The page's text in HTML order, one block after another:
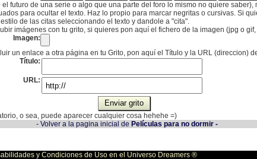
futuro de una serie o algo que una parte del foro lo mismo no quiere saber),
para ocultar el texto. Haz lo propio para marcar negritas o cursivas. Si
de las citas seleccionando el texto y dandole a "cita".
imágenes con tu grito, si quieres pon aquí el fichero de la imagen (jpg o
Imagen:
un enlace a otra página en tu Grito, pon aquí el Título y la URL (direccion)
Título:
URL:
o sea, puede aparecer cualquier cosa hehehe =)
- Volver a la pagina inicial de Películas para no dormir -
y Condiciones de Uso en el Universo Dreamers ®